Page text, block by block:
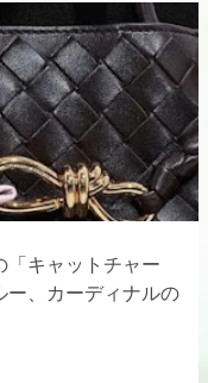
「キャットチャー
ー、カーディナルの